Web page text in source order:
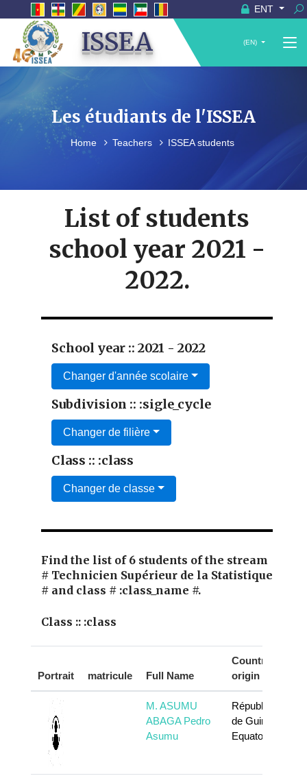
ENT
ISSEA (EN)
Les étudiants de l'ISSEA
Home Teachers ISSEA students
List of students
school year 2021 -
2022.
School year :: 2021 - 2022
Changer d'année scolaire
Subdivision :: :sigle_cycle
Changer de filière
Class :: :class
Changer de classe
Find the list of 6 students of the stream
# Technicien Supérieur de la Statistique
# and class # :class_name #.
Class :: :class
Portrait matricule Full Name
Country of
origin
M. ASUMU
ABAGA Pedro
Asumu
République
de Guinée
Equatoriale